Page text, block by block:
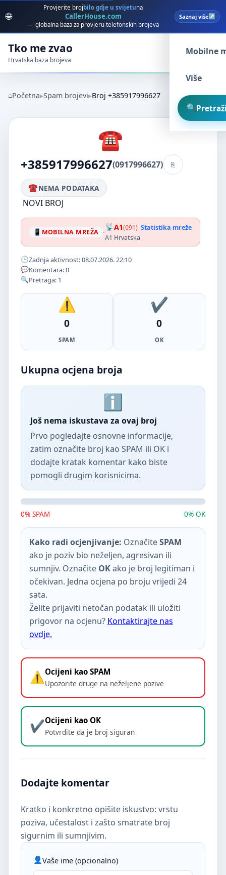
🌐
Provjerite broj bilo gdje u svijetuna
CallerHouse.com
— globalna baza za provjeru telefonskih brojeva
Saznaj više
Tko me zvao
Hrvatska baza brojeva
Spam
Mobilne
Više
Početna Spam brojevi Broj +385917996627
+385917996627(0917996627)
NEMA PODATAKA
NOVI BROJ
MOBILNA MREŽA · A1(091) Statistika mreže
A1 Hrvatska
Zadnja aktivnost: 08.07.2026. 22:10
Komentara: 0
Pretraga: 1
0
SPAM
0
OK
Ukupna ocjena broja
Još nema iskustava za ovaj broj
Prvo pogledajte osnovne informacije,
zatim označite broj kao SPAM ili OK i
dodajte kratak komentar kako biste
pomogli drugim korisnicima.
0% SPAM 0% OK
Kako radi ocjenjivanje: OznačiteSPAM
ako je poziv bio neželjen, agresivan ili
sumnjiv. Označite OKako je broj legitiman i
očekivan. Jedna ocjena po broju vrijedi 24
sata.
Želite prijaviti netočan podatak ili uložiti
prigovor na ocjenu? Kontaktirajte nas
ovdje.
Ocijeni kao SPAM
Upozorite druge na neželjene pozive
Ocijeni kao OK
Potvrdite da je broj siguran
Dodajte komentar
Kratko i konkretno opišite iskustvo: vrstu
poziva, učestalost i zašto smatrate broj
sigurnim ili sumnjivim.
Vaše ime (opcionalno)